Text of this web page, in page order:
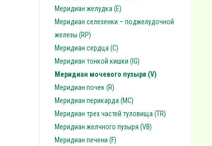
Меридиан желудка (E)
Меридиан селезенки – поджелудочной
железы (RP)
Меридиан сердца (C)
Меридиан тонкой кишки (IG)
Меридиан мочевого пузыря (V)
Меридиан почек (R)
Меридиан перикарда (MC)
Меридиан трех частей туловища (TR)
Меридиан желчного пузыря (VB)
Меридиан печени (F)